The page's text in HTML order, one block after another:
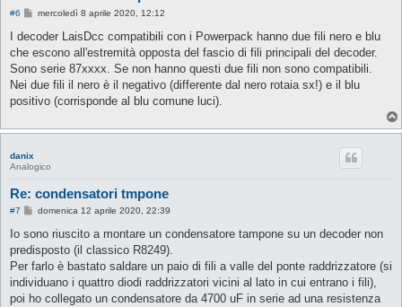
#6
M
s
a
g
i
o
mercoledì 8 aprile 2020, 12:12
I decoder LaisDcc compatibili con i Powerpack hanno due fili nero e blu
che escono all'estremità opposta del fascio di fili principali del decoder.
Sono serie 87xxxx. Se non hanno questi due fili non sono compatibili.
Nei due fili il nero è il negativo (differente dal nero rotaia sx!) e il blu
positivo (corrisponde al blu comune luci).
danix
Analogico
Re: condensatori tmpone
#7
M
s
a
g
i
o
domenica 12 aprile 2020, 22:39
Io sono riuscito a montare un condensatore tampone su un decoder non
predisposto (il classico R8249).
Per farlo è bastato saldare un paio di fili a valle del ponte raddrizzatore (si
individuano i quattro diodi raddrizzatori vicini al lato in cui entrano i fili),
poi ho collegato un condensatore da 4700 uF in serie ad una resistenza